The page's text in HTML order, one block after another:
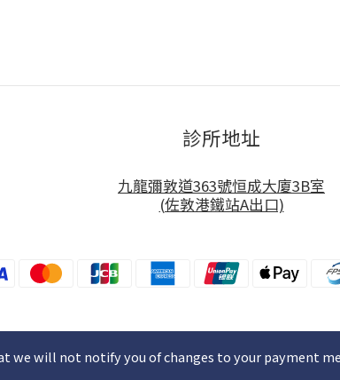
診所地址
九龍彌敦道363號恒成大廈3B室
(佐敦港鐵站A出口)
we will not notify you of changes to your payment